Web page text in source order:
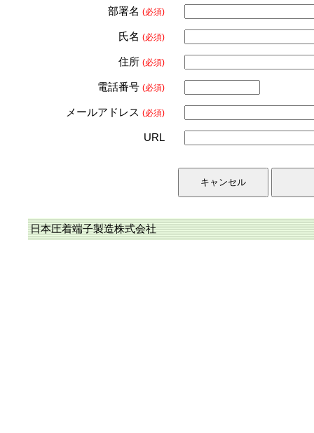
部署名 (必須)
氏名 (必須)
住所 (必須)
電話番号 (必須)
メールアドレス (必須)
URL
日本圧着端子製造株式会社